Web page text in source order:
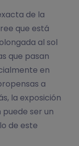
de la
que está
al sol
que pasan
en
a
la exposición
ser un
de este